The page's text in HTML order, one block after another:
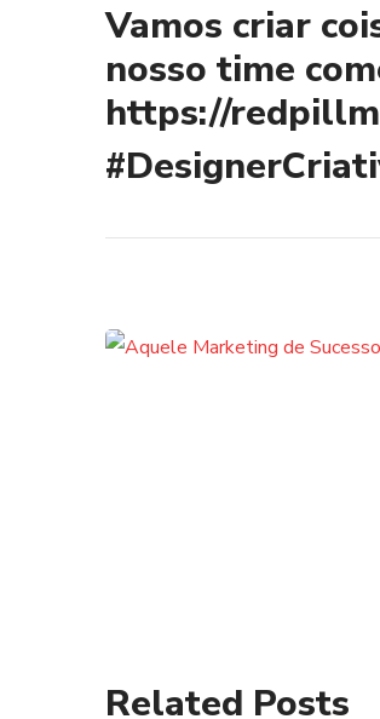
Vamos criar
nosso time
https://
Related Posts